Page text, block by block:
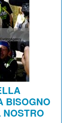
BISOGNO
NOSTRO